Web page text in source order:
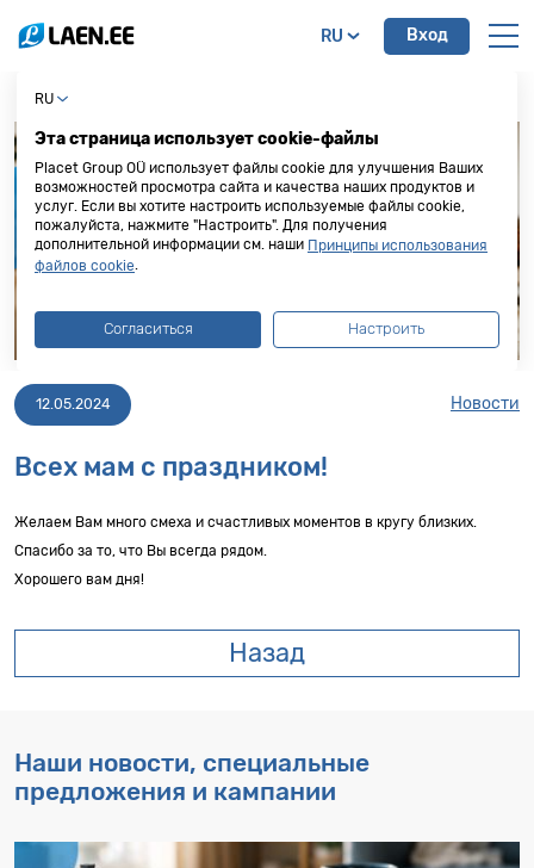
RU Вход
12.05.2024 Новости
Всех мам с праздником!
Желаем Вам много смеха и счастливых моментов в кругу близких.
Спасибо за то, что Вы всегда рядом.
Хорошего вам дня!
Назад
Наши новости, специальные
предложения и кампании
RU
Эта страница использует cookie-файлы
Placet Group OÜ использует файлы cookie для улучшения Ваших
возможностей просмотра сайта и качества наших продуктов и
услуг. Если вы хотите настроить используемые файлы cookie,
пожалуйста, нажмите "Настроить". Для получения
дополнительной информации см. наши Принципы использования
файлов cookie
Согласиться Настроить